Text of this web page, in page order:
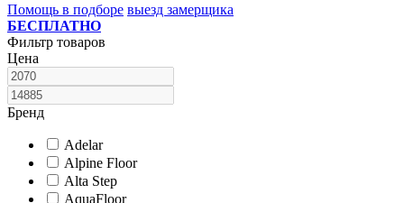
Помощь в подборе выезд замерщика
БЕСПЛАТНО
Фильтр товаров
Цена
Бренд
Adelar
Alpine Floor
Alta Step
AquaFloor